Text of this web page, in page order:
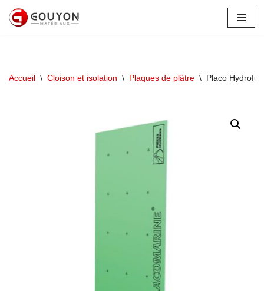
Accueil \ Cloison et isolation \ Plaques de plâtre \ Placo